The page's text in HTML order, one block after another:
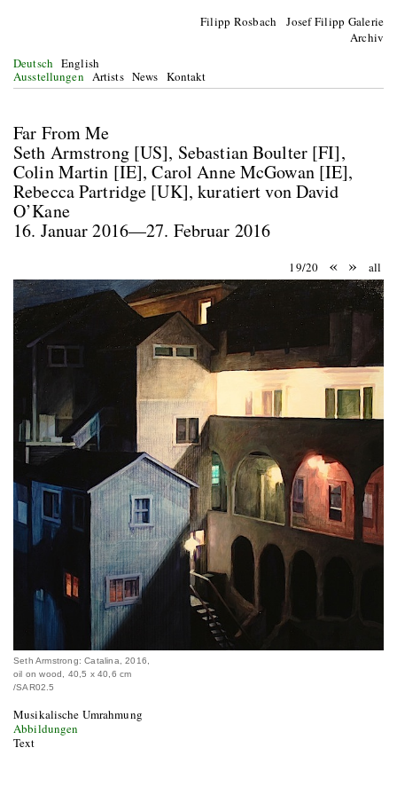
Filipp Rosbach Josef Filipp Galerie
Archiv
Deutsch English
Ausstellungen Artists News Kontakt
Far From Me
Seth Armstrong [US], Sebastian Boulter [FI],
Colin Martin [IE], Carol Anne McGowan [IE],
Rebecca Partridge [UK], kuratiert von David
O’Kane
16. Januar 2016—27. Februar 2016
19/20 « » all
Seth Armstrong: Catalina, 2016,
oil on wood, 40,5 x 40,6 cm
/SAR02.5
Musikalische Umrahmung
Abbildungen
Text